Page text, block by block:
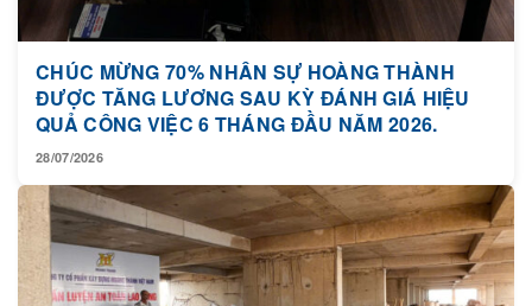
CHÚC MỪNG 70% NHÂN SỰ HOÀNG THÀNH
ĐƯỢC TĂNG LƯƠNG SAU KỲ ĐÁNH GIÁ HIỆU
QUẢ CÔNG VIỆC 6 THÁNG ĐẦU NĂM 2026.
28/07/2026